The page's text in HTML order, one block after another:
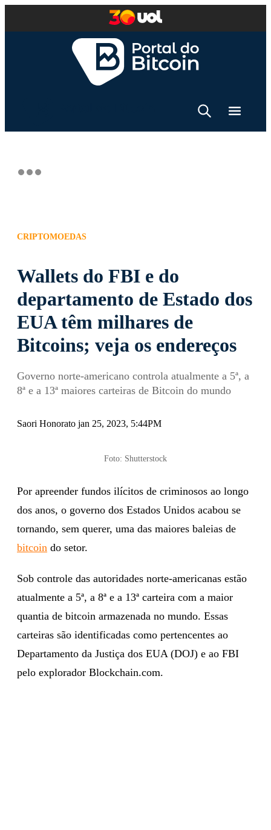
CRIPTOMOEDAS
Wallets do FBI e do
departamento de Estado dos
EUA têm milhares de
Bitcoins; veja os endereços
Governo norte-americano controla atualmente a 5ª, a
8ª e a 13ª maiores carteiras de Bitcoin do mundo
Saori Honorato jan 25, 2023, 5:44PM
Foto: Shutterstock
Por apreender fundos ilícitos de criminosos ao longo
dos anos, o governo dos Estados Unidos acabou se
tornando, sem querer, uma das maiores baleias de
bitcoin do setor.
Sob controle das autoridades norte-americanas estão
atualmente a 5ª, a 8ª e a 13ª carteira com a maior
quantia de bitcoin armazenada no mundo. Essas
carteiras são identificadas como pertencentes ao
Departamento da Justiça dos EUA (DOJ) e ao FBI
pelo explorador Blockchain.com.